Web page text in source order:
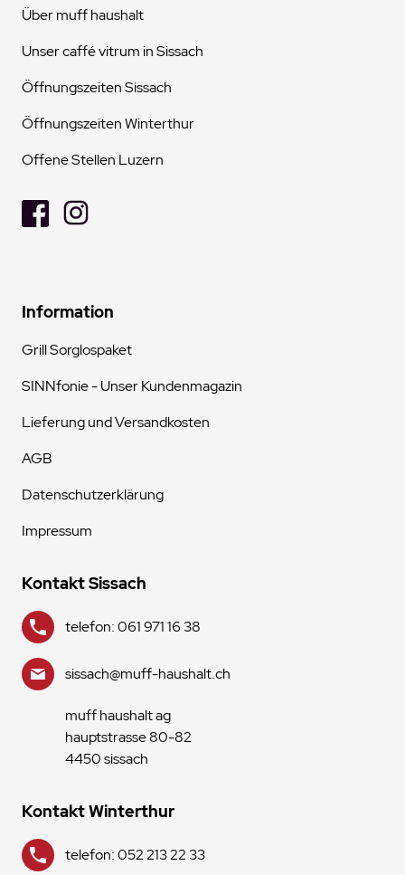
Über muff haushalt
Unser caffé vitrum in Sissach
Öffnungszeiten Sissach
Öffnungszeiten Winterthur
Offene Stellen Luzern
Information
Grill Sorglospaket
SINNfonie - Unser Kundenmagazin
Lieferung und Versandkosten
AGB
Datenschutzerklärung
Impressum
Kontakt Sissach
telefon: 061 971 16 38
sissach@muff-haushalt.ch
muff haushalt ag
hauptstrasse 80-82
4450 sissach
Kontakt Winterthur
telefon: 052 213 22 33